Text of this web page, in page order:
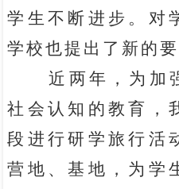
学生不断进步。对
学校也提出了新的要
近两年，为加
社会认知的教育，
段进行研学旅行活
营地、基地，为学